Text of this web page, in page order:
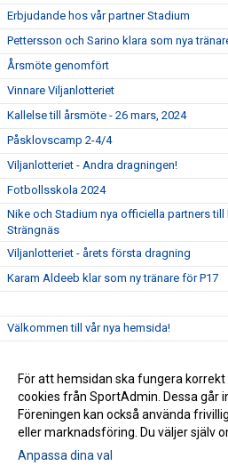
Erbjudande hos vår partner Stadium
Pettersson och Sarino klara som nya
Årsmöte genomfört
Vinnare Viljanlotteriet
Kallelse till årsmöte - 26 mars, 2024
Påsklovscamp 2-4/4
Viljanlotteriet - Andra dragningen!
Fotbollsskola 2024
Nike och Stadium nya officiella partners till
Strängnäs
Viljanlotteriet - årets första dragning
Karam Aldeeb klar som ny tränare för P17
Välkommen till vår nya hemsida!
Intervju med Björn Wiklund
Tack till våra sponsorer
För att hemsidan ska fungera
cookies från SportAdmin. Dessa går
Föreningen kan också använda
eller marknadsföring. Du väljer själv
Anpassa dina val